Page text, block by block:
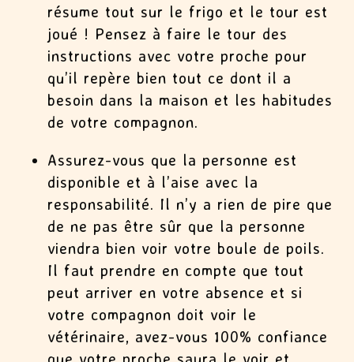
résume tout sur le frigo et le tour est
joué ! Pensez à faire le tour des
instructions avec votre proche pour
qu’il repère bien tout ce dont il a
besoin dans la maison et les habitudes
de votre compagnon.
Assurez-vous que la personne est
disponible et à l’aise avec la
responsabilité. Il n’y a rien de pire que
de ne pas être sûr que la personne
viendra bien voir votre boule de poils.
Il faut prendre en compte que tout
peut arriver en votre absence et si
votre compagnon doit voir le
vétérinaire, avez-vous 100% confiance